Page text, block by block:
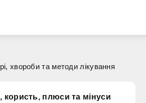
хвороби та методи лікування
користь, плюси та мінуси